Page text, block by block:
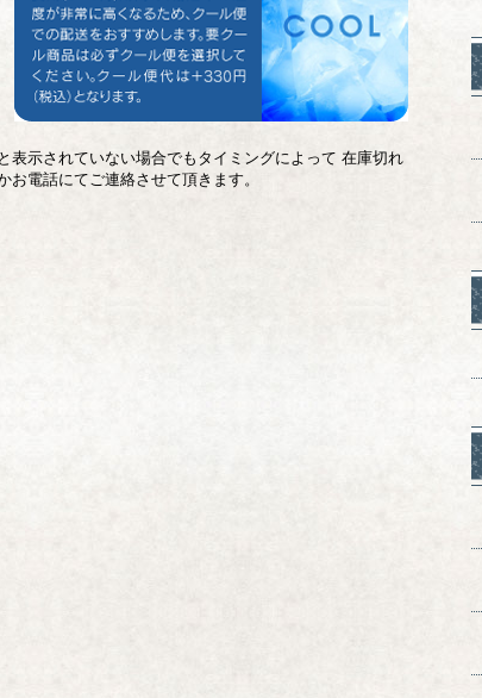
示されていない場合でもタイミングによって 在庫切れ
電話にてご連絡させて頂きます。